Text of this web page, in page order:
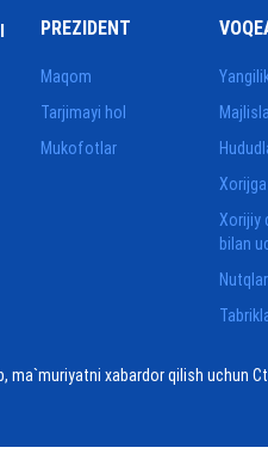
PREZIDENT
Maqom
Tarjimayi hol
Mukofotlar
Xorijiy
bilan
Nutqlar
xabardor qilish uchun